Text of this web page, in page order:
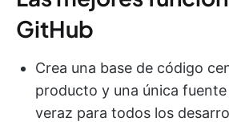
GitHub
Crea una base de código
producto y una única
veraz para todos los